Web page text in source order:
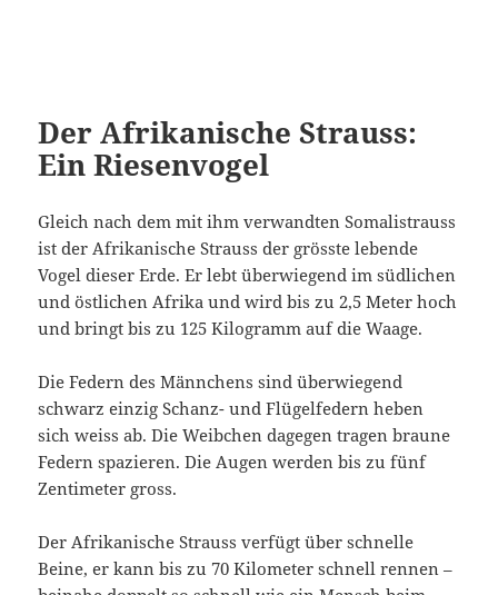
Der Afrikanische Strauss:
Ein Riesenvogel
Gleich nach dem mit ihm verwandten Somalistrauss
ist der Afrikanische Strauss der grösste lebende
Vogel dieser Erde. Er lebt überwiegend im südlichen
und östlichen Afrika und wird bis zu 2,5 Meter hoch
und bringt bis zu 125 Kilogramm auf die Waage.
Die Federn des Männchens sind überwiegend
schwarz einzig Schanz- und Flügelfedern heben
sich weiss ab. Die Weibchen dagegen tragen braune
Federn spazieren. Die Augen werden bis zu fünf
Zentimeter gross.
Der Afrikanische Strauss verfügt über schnelle
Beine, er kann bis zu 70 Kilometer schnell rennen –